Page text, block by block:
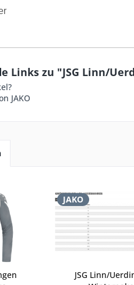
Links zu "JSG Linn/
JAKO
JAKO
JSG Linn/